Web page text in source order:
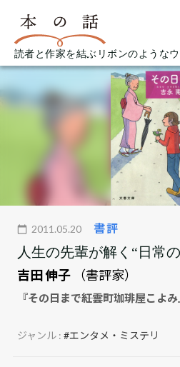
読者と作家を結ぶリボンのような
2011.05.20 書評
人生の先輩が解く“日常
吉田 伸子
（書評家）
『その日まで――紅雲町珈琲屋こよ
ジャンル :#エンタメ・ミステリ